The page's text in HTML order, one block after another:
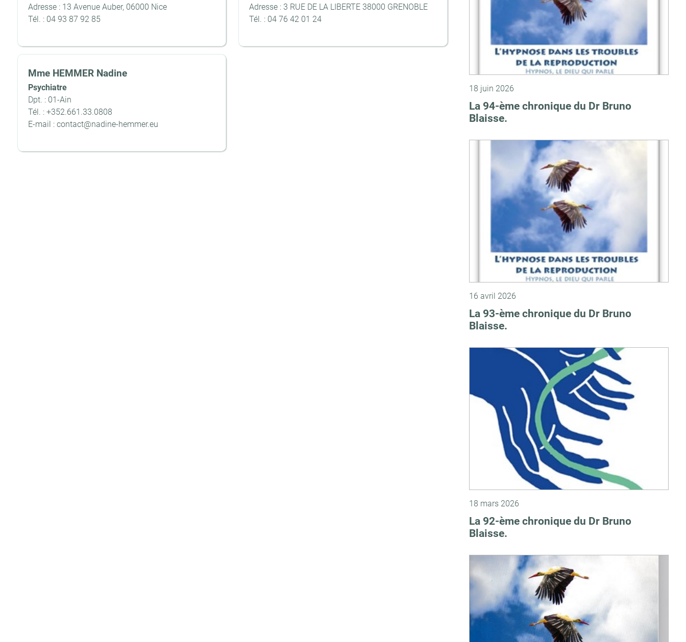
Adresse : 13 Avenue Auber, 06000 Nice
Tél. : 04 93 87 92 85
Adresse : 3 RUE DE LA LIBERTE 38000 GRENOBLE
Tél. : 04 76 42 01 24
Mme HEMMER Nadine
Psychiatre
Dpt. : 01-Ain
Tél. : +352.661.33.0808
E-mail : contact@nadine-hemmer.eu
18 juin 2026
La 94-ème chronique du Dr Bruno
Blaisse.
16 avril 2026
La 93-ème chronique du Dr Bruno
Blaisse.
18 mars 2026
La 92-ème chronique du Dr Bruno
Blaisse.